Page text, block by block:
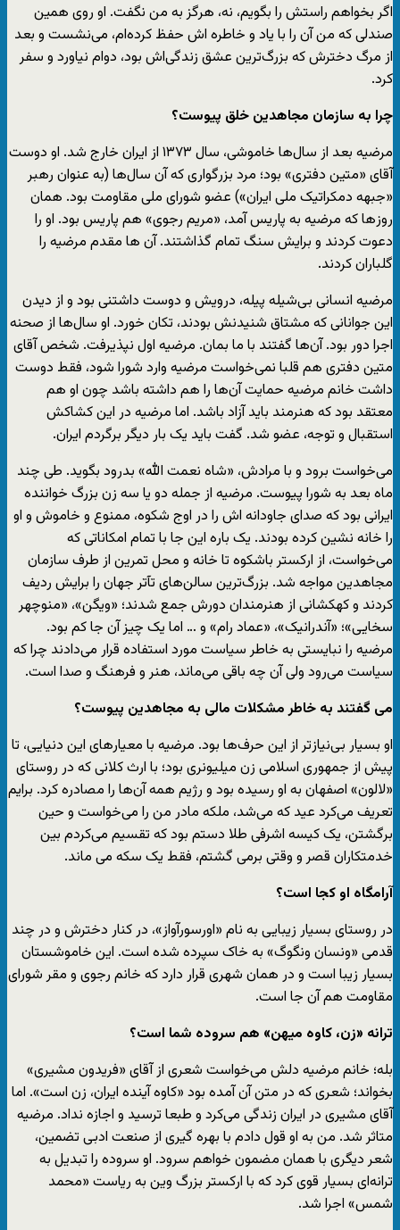
اگر بخواهم راستش را بگویم، نه، هرگز به من نگفت. او روی همین
صندلی که من آن را با یاد و خاطره اش حفظ کرده‌ام، می‌نشست و بعد
از مرگ دخترش که بزرگ‌ترین عشق زندگی‌اش بود، دوام نیاورد و سفر
کرد.
چرا به سازمان مجاهدین خلق پیوست؟
مرضیه بعد از سال‌ها خاموشی، سال ۱۳۷۳ از ایران خارج شد. او دوست
آقای «متین دفتری» بود؛ مرد بزرگواری که آن سال‌ها (به عنوان رهبر
«جبهه دمکراتیک ملی ایران») عضو شورای ملی مقاومت بود.‌‌ همان
روز‌ها که مرضیه به پاریس آمد، «مریم رجوی» هم پاریس بود. او را
دعوت کردند و برایش سنگ تمام گذاشتند. آن ها مقدم مرضیه را
گل‎باران کردند.
مرضیه انسانی بی‌شیله پیله، درویش و دوست داشتنی بود و از دیدن
این جوانانی که مشتاق شنیدنش بودند، تکان خورد. او سال‌ها از صحنه
اجرا دور بود. آن‌ها گفتند با ما بمان. مرضیه اول نپذیرفت. شخص آقای
متین دفتری هم قلبا نمی‌خواست مرضیه وارد شورا شود، فقط دوست
داشت خانم مرضیه حمایت آن‌ها را هم داشته باشد چون او هم
معتقد بود که هنرمند باید آزاد باشد. اما مرضیه در این کشاکش
استقبال و توجه، عضو شد. گفت باید یک بار دیگر برگردم ایران.
می‌خواست برود و با مرادش، «شاه نعمت الله» بدرود بگوید. طی چند
ماه بعد به شورا پیوست. مرضیه از جمله دو یا سه زن بزرگ خواننده
ایرانی بود که صدای جاودانه اش را در اوج شکوه، ممنوع و خاموش و او
را خانه نشین کرده بودند. یک باره این جا با تمام امکاناتی که
می‌خواست، از ارکستر باشکوه تا خانه و محل تمرین از طرف سازمان
مجاهدین مواجه شد. بزرگ‌ترین سالن‌های تآ‌تر جهان را برایش ردیف
کردند و کهکشانی از هنرمندان دورش جمع شدند؛ «ویگن»، «منوچهر
سخایی»؛ «آندرانیک»، «عماد رام» و … اما یک چیز آن جا کم بود.
مرضیه را نبایستی به خاطر سیاست مورد استفاده قرار می‌دادند چرا که
سیاست می‌رود ولی آن چه باقی می‌ماند، هنر و فرهنگ و صدا است.
می گفتند به خاطر مشکلات مالی به مجاهدین پیوست؟
او بسیار بی‌نیاز‌تر از این حرف‌ها بود. مرضیه با معیارهای این دنیایی، تا
پیش از جمهوری اسلامی زن میلیونری بود؛ با ارث کلانی که در روستای
«لالون» اصفهان به او رسیده بود و رژیم همه آن‌ها را مصادره کرد. برایم
تعریف می‌کرد عید که می‌شد، ملکه مادر من را می‌خواست و حین
برگشتن، یک کیسه اشرفی طلا دستم بود که تقسیم می‌کردم بین
خدمت‎کاران قصر و وقتی برمی گشتم، فقط یک سکه می ماند.
آرامگاه او کجا است؟
در روستای بسیار زیبایی به نام «اورسورآواز»، در کنار دخترش و در چند
قدمی «ونسان ونگوگ» به خاک سپرده شده است. این خاموشستان
بسیار زیبا است و در‌‌ همان شهری قرار دارد که خانم رجوی و مقر شورای
مقاومت هم آن جا است.
ترانه «زن، کاوه میهن» هم سروده شما است؟
بله؛ خانم مرضیه دلش می‌خواست شعری از آقای «فریدون مشیری»
بخواند؛ شعری که در متن آن آمده بود «کاوه آینده ایران، زن است». اما
آقای مشیری در ایران زندگی می‌کرد و طبعا ترسید و اجازه نداد. مرضیه
متاثر شد. من به او قول دادم با بهره گیری از صنعت ادبی تضمین،
شعر دیگری با‌‌ همان مضمون خواهم سرود. او سروده را تبدیل به
ترانه‌ای بسیار قوی کرد که با ارکستر بزرگ وین به ریاست «محمد
شمس» اجرا شد.